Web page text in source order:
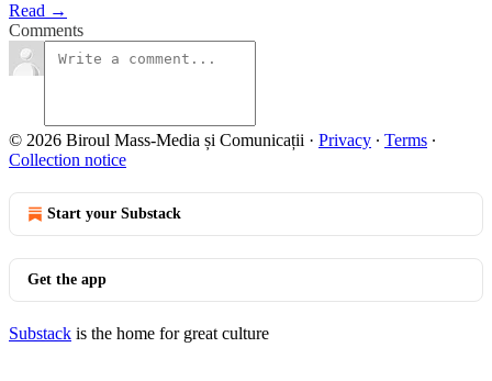
Read →
Comments
© 2026 Biroul Mass-Media și Comunicații · Privacy ∙ Terms ∙
Collection notice
Start your Substack
Get the app
Substack is the home for great culture